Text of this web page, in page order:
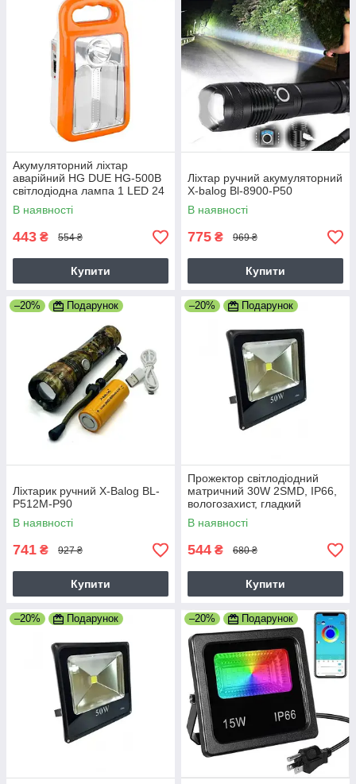
Акумуляторний ліхтар
аварійний HG DUE HG-500B
світлодіодна лампа 1 LED 24
SMD із заряджанням від
мережі
В наявності
443 ₴ 554 ₴
Купити
Ліхтар ручний акумуляторний
X-balog Bl-8900-P50
В наявності
775 ₴ 969 ₴
Купити
–20% Подарунок
Ліхтарик ручний X-Balog BL-
P512M-P90
В наявності
741 ₴ 927 ₴
Купити
–20% Подарунок
Прожектор світлодіодний
матричний 30W 2SMD, IP66,
вологозахист, гладкий
рефлектор-8
В наявності
544 ₴ 680 ₴
Купити
–20% Подарунок –20% Подарунок